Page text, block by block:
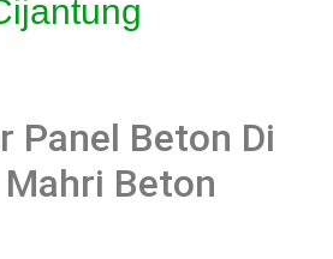
Panel Beton Di
Beton